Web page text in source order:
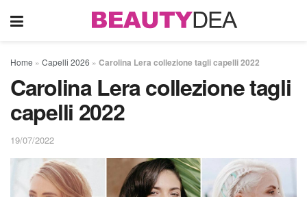
Home » Capelli 2026 » Carolina Lera collezione tagli capelli 2022
Carolina Lera collezione tagli
capelli 2022
19/07/2022